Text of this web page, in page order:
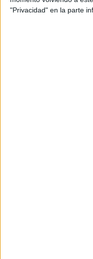
"Privacidad" en la parte
Algunos de los tipos
crónico, como la